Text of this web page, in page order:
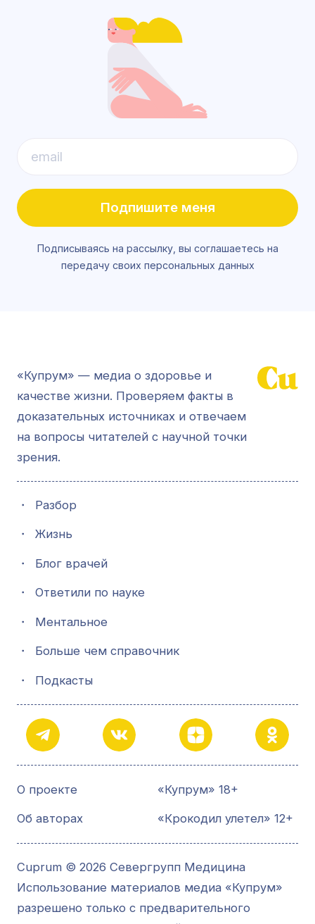
Подпишите меня
Подписываясь на рассылку, вы соглашаетесь на
передачу своих персональных данных
«Купрум» — медиа о здоровье и
качестве жизни. Проверяем факты в
доказательных источниках и отвечаем
на вопросы читателей с научной точки
зрения.
・ Разбор
・ Жизнь
・ Блог врачей
・ Ответили по науке
・ Ментальное
・ Больше чем справочник
・ Подкасты
О проекте
Об авторах
«Купрум» 18+
«Крокодил улетел» 12+
Cuprum © 2026 Севергрупп Медицина
Использование материалов медиа «Купрум»
разрешено только с предварительного